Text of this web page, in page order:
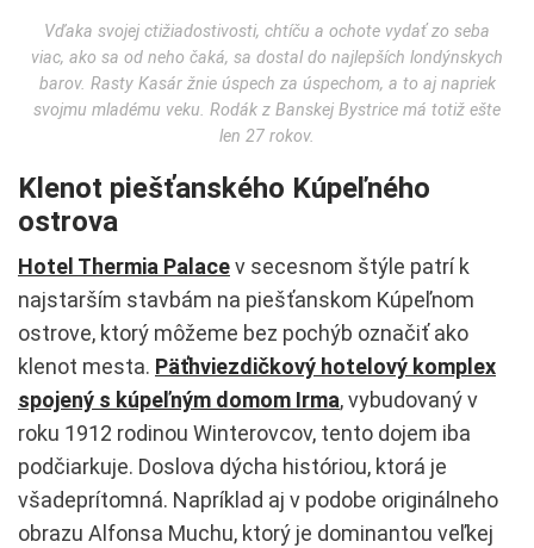
Vďaka svojej ctižiadostivosti, chtíču a ochote vydať zo seba
viac, ako sa od neho čaká, sa dostal do najlepších londýnskych
barov. Rasty Kasár žnie úspech za úspechom, a to aj napriek
svojmu mladému veku. Rodák z Banskej Bystrice má totiž ešte
len 27 rokov.
Klenot piešťanského Kúpeľného
ostrova
Hotel Thermia Palacev secesnom štýle patrí k
najstarším stavbám na piešťanskom Kúpeľnom
ostrove, ktorý môžeme bez pochýb označiť ako
klenot mesta. Päťhviezdičkový hotelový komplex
spojený s kúpeľným domom Irma, vybudovaný v
roku 1912 rodinou Winterovcov, tento dojem iba
podčiarkuje. Doslova dýcha históriou, ktorá je
všadeprítomná. Napríklad aj v podobe originálneho
obrazu Alfonsa Muchu, ktorý je dominantou veľkej